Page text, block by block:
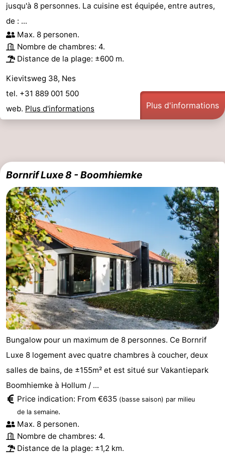
jusqu'à 8 personnes. La cuisine est équipée, entre autres,
de : ...
Max. 8 personen.
Nombre de chambres: 4.
Distance de la plage: ±600 m.
Kievitsweg 38, Nes
tel. +31 889 001 500
web. Plus d'informations Plus d'informations
Bornrif Luxe 8 - Boomhiemke
Bungalow pour un maximum de 8 personnes. Ce Bornrif
Luxe 8 logement avec quatre chambres à coucher, deux
salles de bains, de ±155m² et est situé sur Vakantiepark
Boomhiemke à Hollum / ...
Price indication: From €635 (basse saison) par milieu
de la semaine.
Max. 8 personen.
Nombre de chambres: 4.
Distance de la plage: ±1,2 km.